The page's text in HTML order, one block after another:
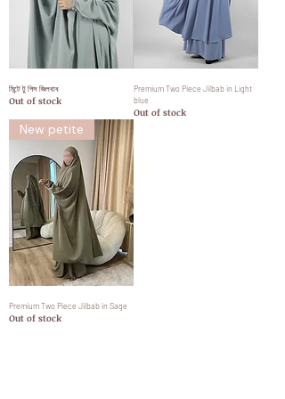
মিন্টে টু পিস জিলবাব
Out of stock
Premium Two Piece Jilbab in Light
blue
Out of stock
New petite
Premium Two Piece Jilbab in Sage
Out of stock